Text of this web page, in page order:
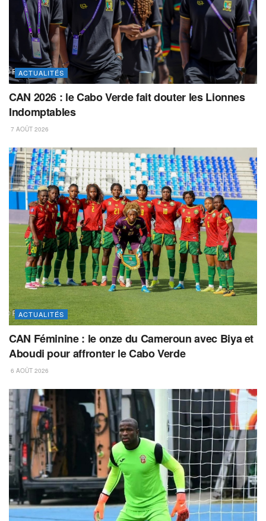
ACTUALITÉS
CAN 2026 : le Cabo Verde fait douter les Lionnes
Indomptables
7 AOÛT 2026
ACTUALITÉS
CAN Féminine : le onze du Cameroun avec Biya et
Aboudi pour affronter le Cabo Verde
6 AOÛT 2026